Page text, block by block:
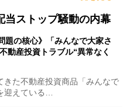
当ストップ騒動の内幕
題の核心》「みんなで大家さ
動産投資トラブル“異常なく
た不動産投資商品「みんなで
迎えている…